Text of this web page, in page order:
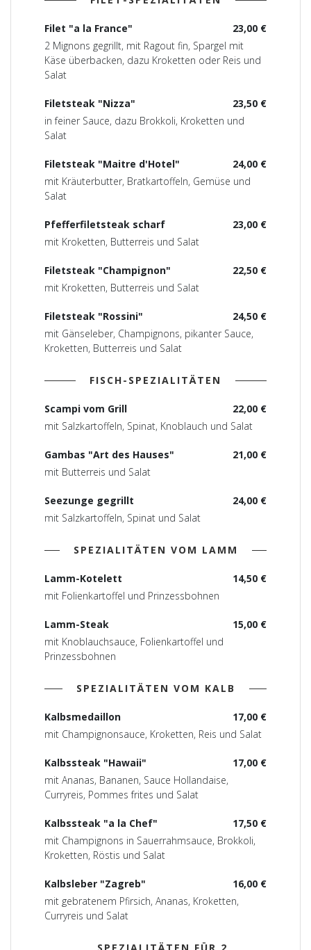
23,00 €
Filet "a la France"
2 Mignons gegrillt, mit Ragout fin, Spargel mit
Käse überbacken, dazu Kroketten oder Reis und
Salat
23,50 €
Filetsteak "Nizza"
in feiner Sauce, dazu Brokkoli, Kroketten und
Salat
24,00 €
Filetsteak "Maitre d'Hotel"
mit Kräuterbutter, Bratkartoffeln, Gemüse und
Salat
23,00 €
Pfefferfiletsteak scharf
mit Kroketten, Butterreis und Salat
22,50 €
Filetsteak "Champignon"
mit Kroketten, Butterreis und Salat
24,50 €
Filetsteak "Rossini"
mit Gänseleber, Champignons, pikanter Sauce,
Kroketten, Butterreis und Salat
FISCH-SPEZIALITÄTEN
22,00 €
Scampi vom Grill
mit Salzkartoffeln, Spinat, Knoblauch und Salat
21,00 €
Gambas "Art des Hauses"
mit Butterreis und Salat
24,00 €
Seezunge gegrillt
mit Salzkartoffeln, Spinat und Salat
SPEZIALITÄTEN VOM LAMM
14,50 €
Lamm-Kotelett
mit Folienkartoffel und Prinzessbohnen
15,00 €
Lamm-Steak
mit Knoblauchsauce, Folienkartoffel und
Prinzessbohnen
SPEZIALITÄTEN VOM KALB
17,00 €
Kalbsmedaillon
mit Champignonsauce, Kroketten, Reis und Salat
17,00 €
Kalbssteak "Hawaii"
mit Ananas, Bananen, Sauce Hollandaise,
Curryreis, Pommes frites und Salat
17,50 €
Kalbssteak "a la Chef"
mit Champignons in Sauerrahmsauce, Brokkoli,
Kroketten, Röstis und Salat
16,00 €
Kalbsleber "Zagreb"
mit gebratenem Pfirsich, Ananas, Kroketten,
Curryreis und Salat